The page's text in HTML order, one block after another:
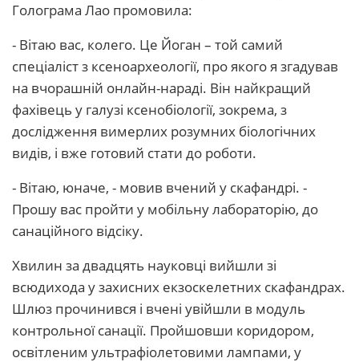
Голограма Лао промовила:
- Вітаю вас, колего. Це Йоган – той самий
спеціаліст з ксеноархеології, про якого я згадував
на вчорашній онлайн-нараді. Він найкращий
фахівець у галузі ксенобіології, зокрема, з
дослідження вимерлих розумних біологічних
видів, і вже готовий стати до роботи.
- Вітаю, юначе, - мовив вчений у скафандрі. -
Прошу вас пройти у мобільну лабораторію, до
санаційного відсіку.
Хвилин за двадцять науковці вийшли зі
всюдихода у захисних екзоскелетних скафандрах.
Шлюз прочинився і вчені увійшли в модуль
контрольної санації. Пройшовши коридором,
освітленим ультрафіолетовими лампами, у